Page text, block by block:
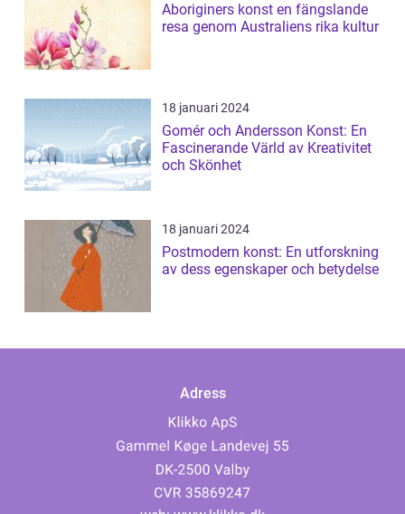
Aboriginers konst en fängslande
resa genom Australiens rika kultur
18 januari 2024
Gomér och Andersson Konst: En
Fascinerande Värld av Kreativitet
och Skönhet
18 januari 2024
Postmodern konst: En utforskning
av dess egenskaper och betydelse
Adress